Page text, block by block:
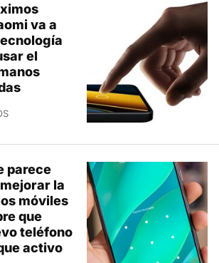
va a
el
parece
la
móviles
que
teléfono
activo